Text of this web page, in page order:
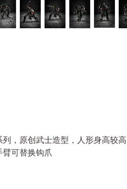
，原创武士造型，人形身高较
可替换钩爪